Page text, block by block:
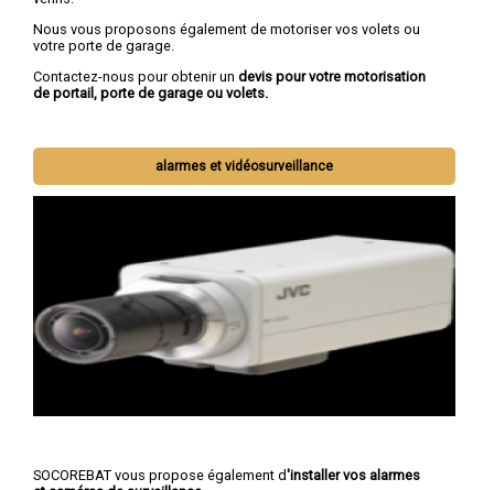
Nous vous proposons également de motoriser vos volets ou
votre porte de garage.
Contactez-nous pour obtenir un devis pour votre motorisation
de portail, porte de garage ou volets.
alarmes et vidéosurveillance
SOCOREBAT vous propose également d'installer vos alarmes